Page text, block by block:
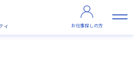
お仕事探しの方